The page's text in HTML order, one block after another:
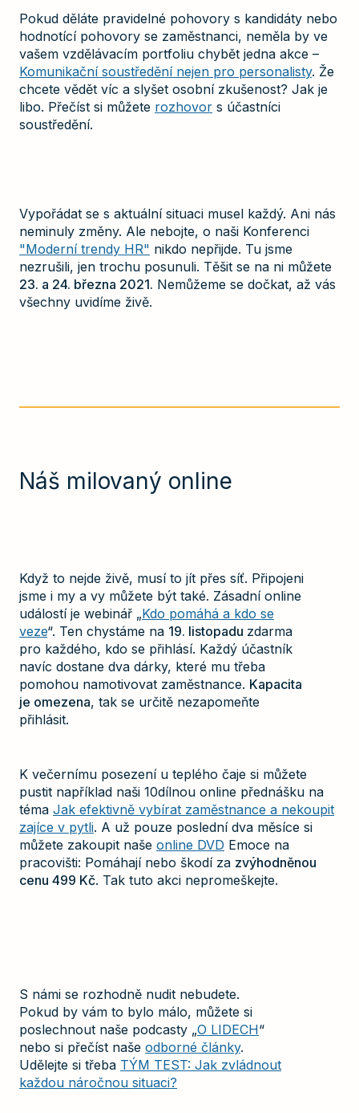
Pokud děláte pravidelné pohovory s kandidáty nebo
hodnotící pohovory se zaměstnanci, neměla by ve
vašem vzdělávacím portfoliu chybět jedna akce –
Komunikační soustředění nejen pro personalisty. Že
chcete vědět víc a slyšet osobní zkušenost? Jak je
libo. Přečíst si můžete rozhovor s účastníci
soustředění.
Vypořádat se s aktuální situaci musel každý. Ani nás
neminuly změny. Ale nebojte, o naši Konferenci
"Moderní trendy HR" nikdo nepřijde. Tu jsme
nezrušili, jen trochu posunuli. Těšit se na ni můžete
23. a 24. března 2021. Nemůžeme se dočkat, až vás
všechny uvidíme živě.
Náš milovaný online
Když to nejde živě, musí to jít přes síť. Připojeni
jsme i my a vy můžete být také. Zásadní online
událostí je webinář „Kdo pomáhá a kdo se
veze“. Ten chystáme na 19. listopadu zdarma
pro každého, kdo se přihlásí. Každý účastník
navíc dostane dva dárky, které mu třeba
pomohou namotivovat zaměstnance. Kapacita
je omezena, tak se určitě nezapomeňte
přihlásit.
K večernímu posezení u teplého čaje si můžete
pustit například naši 10dílnou online přednášku na
téma Jak efektivně vybírat zaměstnance a nekoupit
zajíce v pytli. A už pouze poslední dva měsíce si
můžete zakoupit naše online DVD Emoce na
pracovišti: Pomáhají nebo škodí za zvýhodněnou
cenu 499 Kč. Tak tuto akci nepromeškejte.
S námi se rozhodně nudit nebudete.
Pokud by vám to bylo málo, můžete si
poslechnout naše podcasty „O LIDECH“
nebo si přečíst naše odborné články.
Udělejte si třeba TÝM TEST: Jak zvládnout
každou náročnou situaci?